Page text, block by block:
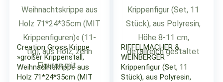
Creation Gross Krippe
»großer Krippenstall,
Weihnachtskrippe aus
Holz 71*24*35cm (MIT
RIFFELMACHER &
WEINBERGER
Krippenfigur (Set, 11
Stück), aus Polyresin,